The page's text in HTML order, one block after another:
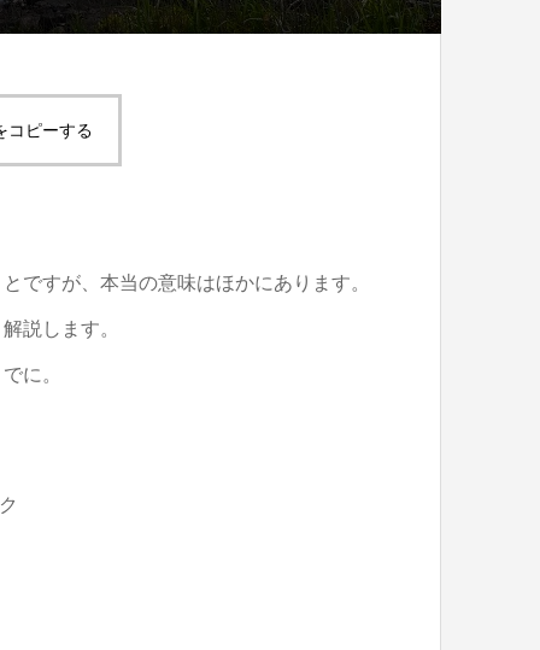
コピーする
ですが、本当の意味はほかにあります。
説します。
に。